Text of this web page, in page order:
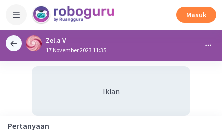
Masuk
Zella V
17 November 2023 11:35
Iklan
Pertanyaan